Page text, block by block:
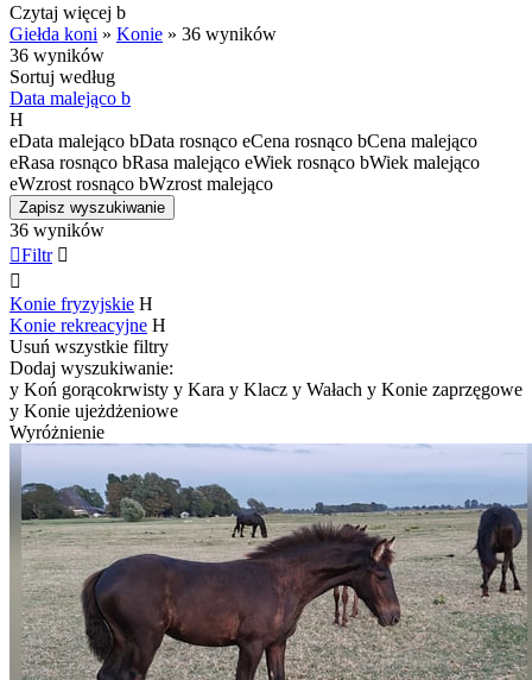
Czytaj więcej b
Giełda koni » Konie » 36 wyników
36 wyników
Sortuj według
Data malejąco b
H
eData malejąco bData rosnąco eCena rosnąco bCena malejąco
eRasa rosnąco bRasa malejąco eWiek rosnąco bWiek malejąco
eWzrost rosnąco bWzrost malejąco
Zapisz wyszukiwanie
36 wyników
Filtr 

Konie fryzyjskie H
Konie rekreacyjne H
Usuń wszystkie filtry
Dodaj wyszukiwanie:
y Koń gorącokrwisty y Kara y Klacz y Wałach y Konie zaprzęgowe
y Konie ujeżdżeniowe
Wyróżnienie